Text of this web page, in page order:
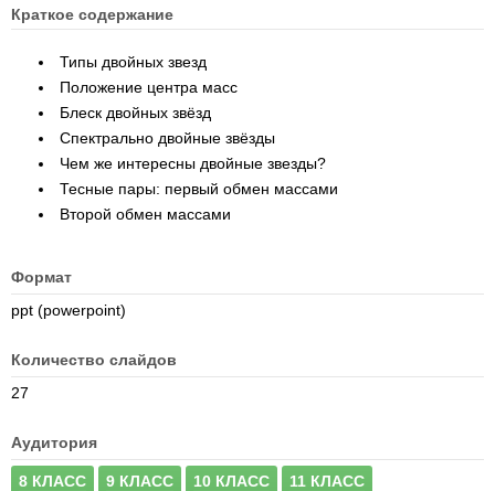
Краткое содержание
Типы двойных звезд
Положение центра масс
Блеск двойных звёзд
Спектрально двойные звёзды
Чем же интересны двойные звезды?
Тесные пары: первый обмен массами
Второй обмен массами
Формат
ppt (powerpoint)
Количество слайдов
27
Аудитория
8 КЛАСС 9 КЛАСС 10 КЛАСС 11 КЛАСС